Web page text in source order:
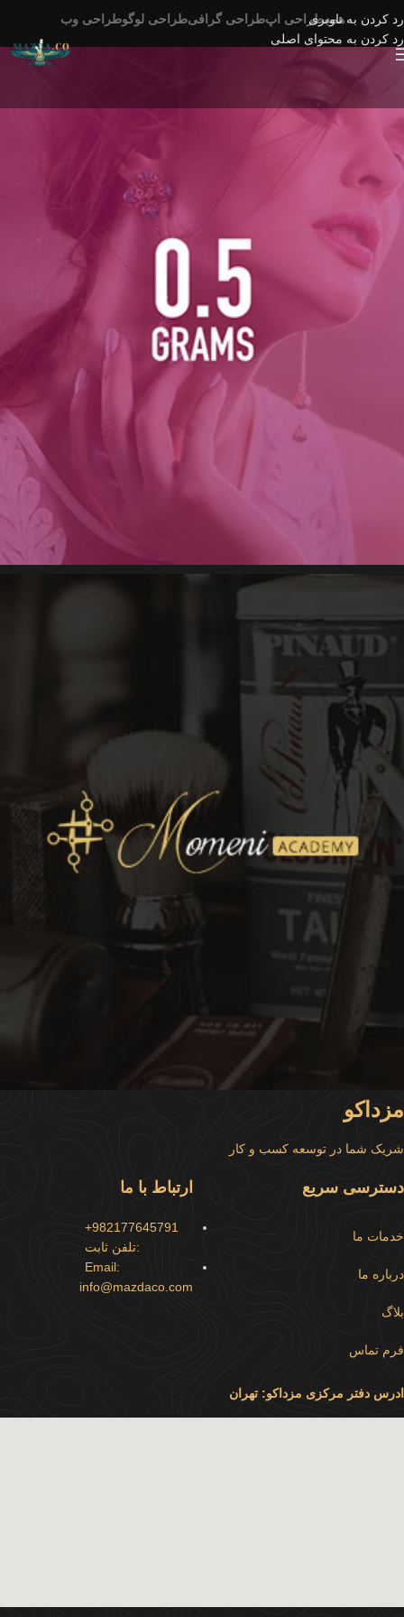
رد کردن به ناوبری
رد کردن به محتوای اصلی
همهطراحی اپطراحی گرافیطراحی لوگوطراحی وب
طراحی وب سایت شخصی
طراحی گرافی
طراحی جلد کتاب
مزداکو
شریک شما در توسعه کسب و کار
دسترسی سریع
خدمات ما
درباره ما
بلاگ
فرم تماس
ارتباط با ما
982177645791+
:تلفن ثابت
Email:
info@mazdaco.com
ادرس دفتر مرکزی مزداکو: تهران